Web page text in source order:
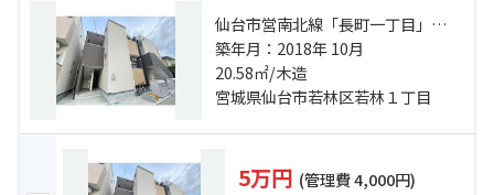
仙台市営南北線「長町一丁目」
駅 徒歩9分 仙台市営南北線「河原
町」駅 徒歩13分 常磐線「長町」
駅 徒歩20分
築年月：2018年 10月
20.58㎡/木造
宮城県仙台市若林区若林１丁目
5万円 (管理費 4,000円)